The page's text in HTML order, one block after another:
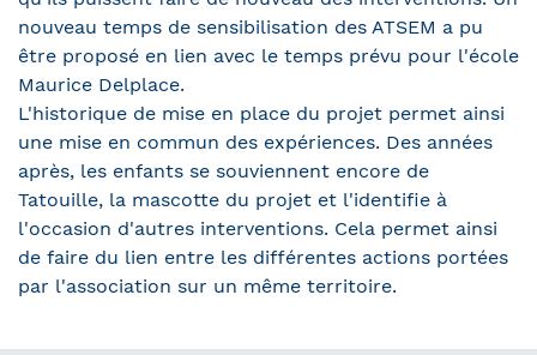
nouveau temps de sensibilisation des ATSEM a pu
être proposé en lien avec le temps prévu pour l'école
Maurice Delplace.
L'historique de mise en place du projet permet ainsi
une mise en commun des expériences. Des années
après, les enfants se souviennent encore de
Tatouille, la mascotte du projet et l'identifie à
l'occasion d'autres interventions. Cela permet ainsi
de faire du lien entre les différentes actions portées
par l'association sur un même territoire.